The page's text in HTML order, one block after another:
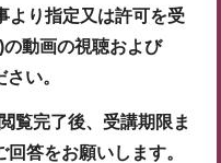
より指定又は許可を受
動画の視聴および
い。
覧完了後、受講期限ま
回答をお願いします。